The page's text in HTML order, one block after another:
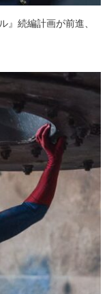
』続編計画が前進、